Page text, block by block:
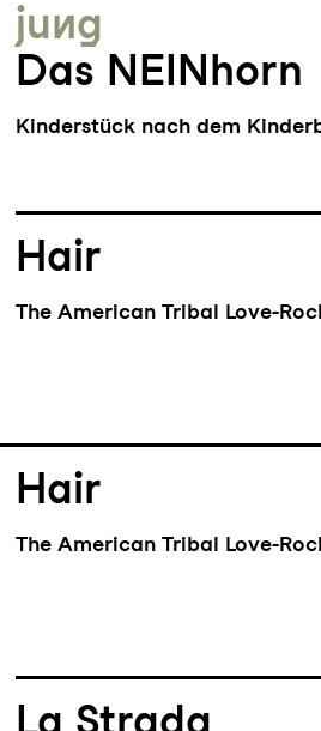
jung
Das NEINhorn
Kinderstück nach dem
Hair
The American Tribal Love-
Hair
The American Tribal Love-